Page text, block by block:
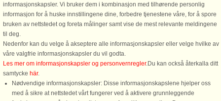
lystbådehavnen, kun fem meter fra
vandkanten. Beliggende nær den
historiske sejlerby Rudkøbing inviterer
dette hyggelige tilflugtssted ...
fra 4.762 NOK
lystbådehavnen, kun fem meter fra
havet og i gåafstand fra den
sejlerby Rudkøbing. Her skaber de
fra 6.413 NOK
informasjonskapsler. Vi bruker dem i kombinasjon med tilhørende personlig
informasjon for å huske innstillingene dine, forbedre tjenestene våre, for å spore
bruken av nettstedet og foreta målinger samt vise de mest relevante meldingene
til deg.
Nedenfor kan du velge å akseptere alle informasjonskapsler eller velge hvilke av
våre valgfrie informasjonskapsler du vil godta.
Les mer om informasjonskapsler og personvernregler.Du kan också återkalla ditt
samtycke här.
Nødvendige informasjonskapsler: Disse informasjonskapslene hjelper oss
med å sikre at nettstedet vårt fungerer ved å aktivere grunnleggende